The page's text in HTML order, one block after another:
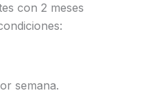
con 2 meses
semana.